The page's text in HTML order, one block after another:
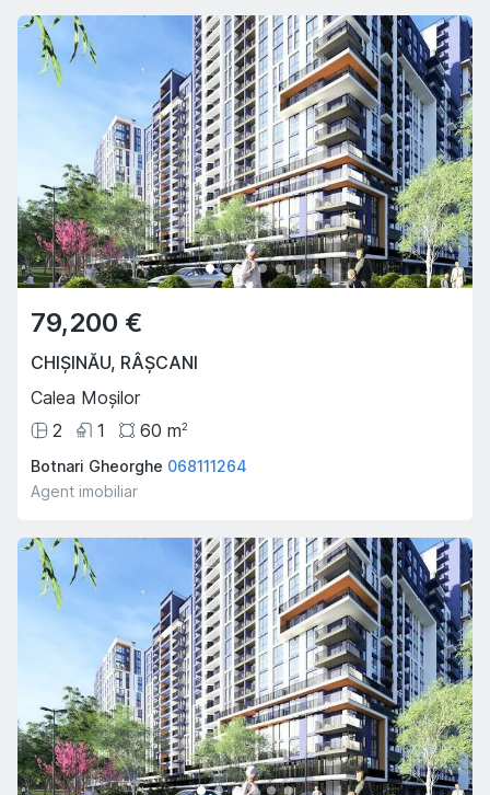
79,200 €
CHIȘINĂU, RÂȘCANI
Calea Moșilor
2
1 60 m2
Botnari Gheorghe 068111264
Agent imobiliar